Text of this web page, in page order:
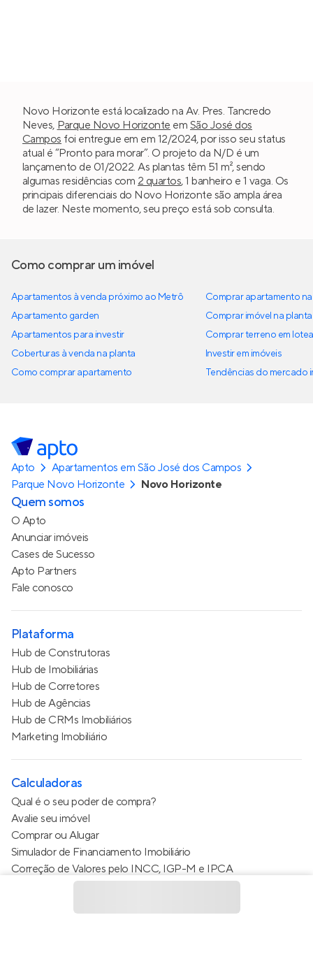
Novo Horizonte está localizado na Av. Pres. Tancredo
Neves, Parque Novo Horizonte em São José dos
Campos foi entregue em em 12/2024, por isso seu status
atual é “Pronto para morar”. O projeto da N/D é um
lançamento de 01/2022. As plantas têm 51 m², sendo
algumas residências com 2 quartos, 1 banheiro e 1 vaga. Os
principais diferenciais do Novo Horizonte são ampla área
de lazer. Neste momento, seu preço está sob consulta.
Como comprar um imóvel
Apartamentos à venda próximo ao Metrô
Apartamento garden
Apartamentos para investir
Coberturas à venda na planta
Como comprar apartamento
Comprar apartamento
Comprar imóvel na planta
Comprar terreno em
Investir em imóveis
Tendências do mercado
Apto
Apartamentos em São José dos Campos
Parque Novo Horizonte
Novo Horizonte
Quem somos
O Apto
Anunciar imóveis
Cases de Sucesso
Apto Partners
Fale conosco
Plataforma
Hub de Construtoras
Hub de Imobiliárias
Hub de Corretores
Hub de Agências
Hub de CRMs Imobiliários
Marketing Imobiliário
Calculadoras
Qual é o seu poder de compra?
Avalie seu imóvel
Comprar ou Alugar
Simulador de Financiamento Imobiliário
Correção de Valores pelo INCC, IGP-M e IPCA
Estimativa de valor do condomínio